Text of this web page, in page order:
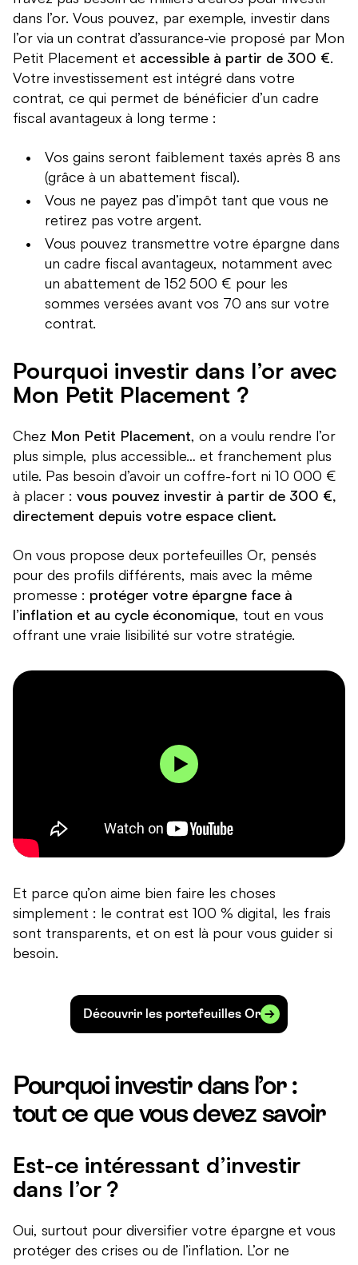
dans l’or. Vous pouvez, par exemple, investir dans
l’or via un contrat d’assurance-vie proposé par Mon
Petit Placement et accessible à partir de 300 €.
Votre investissement est intégré dans votre
contrat, ce qui permet de bénéficier d’un cadre
fiscal avantageux à long terme :
Vos gains seront faiblement taxés après 8 ans
(grâce à un abattement fiscal).
Vous ne payez pas d’impôt tant que vous ne
retirez pas votre argent.
Vous pouvez transmettre votre épargne dans
un cadre fiscal avantageux, notamment avec
un abattement de 152 500 € pour les
sommes versées avant vos 70 ans sur votre
contrat.
Pourquoi investir dans l’or avec
Mon Petit Placement ?
Chez Mon Petit Placement, on a voulu rendre l’or
plus simple, plus accessible… et franchement plus
utile. Pas besoin d’avoir un coffre-fort ni 10 000 €
à placer : vous pouvez investir à partir de 300 €,
directement depuis votre espace client.
On vous propose deux portefeuilles Or, pensés
pour des profils différents, mais avec la même
promesse : protéger votre épargne face à
l’inflation et au cycle économique, tout en vous
offrant une vraie lisibilité sur votre stratégie.
Et parce qu’on aime bien faire les choses
simplement : le contrat est 100 % digital, les frais
sont transparents, et on est là pour vous guider si
besoin.
Découvrir les portefeuilles Or
Pourquoi investir dans l’or :
tout ce que vous devez savoir
Est-ce intéressant d’investir
dans l’or ?
Oui, surtout pour diversifier votre épargne et vous
protéger des crises ou de l’inflation. L’or ne